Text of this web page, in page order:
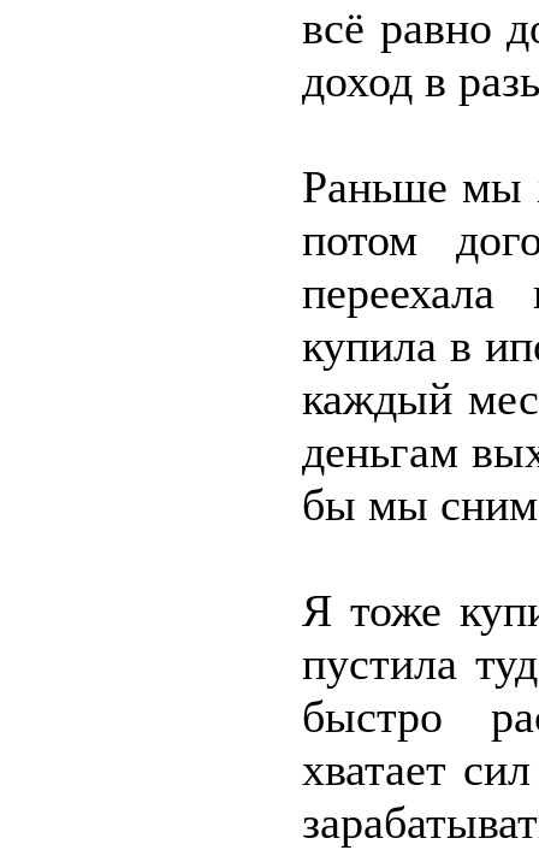
всё равно
доход в
Раньше мы
потом
купила в
каждый
деньгам
бы мы
Я тоже
пустила
быстро
хватает